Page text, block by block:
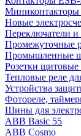
Новые
Переключатели
Промежуточные
Промышленные
Розетки
Тепловые реле
Устройства
Фотореле,
Шины для
ABB Basic 55
ABB Cosmo